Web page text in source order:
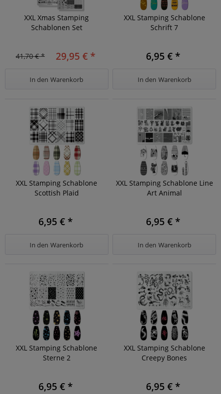
XXL Xmas Stamping
Schablonen Set
41,70 € * 29,95 € *
In den Warenkorb
XXL Stamping Schablone
Schrift 7
6,95 € *
In den Warenkorb
XXL Stamping Schablone
Scottish Plaid
6,95 € *
In den Warenkorb
XXL Stamping Schablone Line
Art Animal
6,95 € *
In den Warenkorb
XXL Stamping Schablone
Sterne 2
6,95 € *
XXL Stamping Schablone
Creepy Bones
6,95 € *